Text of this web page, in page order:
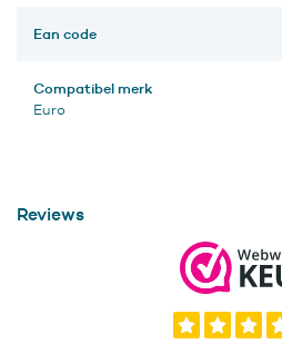
Ean code
Compatibel merk
Euro
Reviews